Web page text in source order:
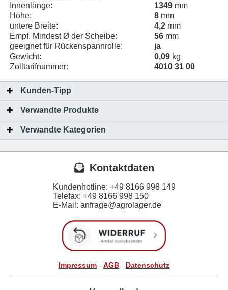
Innenlänge:
1349 mm
Höhe:
8 mm
untere Breite:
4,2 mm
Empf. Mindest Ø der Scheibe:
56 mm
geeignet für Rückenspannrolle:
ja
Gewicht:
0,09 kg
Zolltarifnummer:
4010 31 00
Kunden-Tipp
Verwandte Produkte
Verwandte Kategorien
Kontaktdaten
Kundenhotline: +49 8166 998 149
Telefax: +49 8166 998 150
E-Mail: anfrage@agrolager.de
Impressum - AGB - Datenschutz